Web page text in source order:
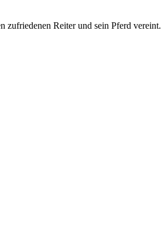
Reiter und sein Pferd vereint.